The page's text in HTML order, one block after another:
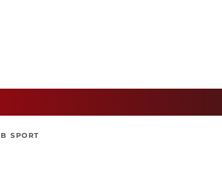
SPORT